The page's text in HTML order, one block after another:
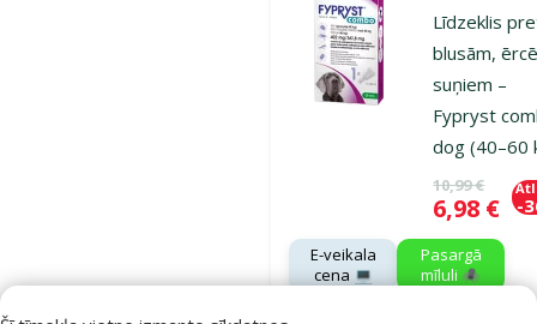
Līdzeklis
blusām,
suņiem –
Fypryst
dog (40–60
Oriģinālā
10,99 €
Cena
6,98 € -
E-veikala
cena 💻
Pasargā
mīluli 🕷️